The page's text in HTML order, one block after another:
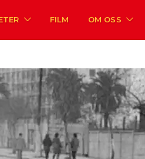
FILM OM OSS